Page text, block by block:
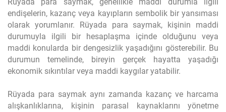
endişelerin, kazanç veya kayıpların sembolik bir yansıması
olarak yorumlanır. Rüyada para saymak, kişinin maddi
durumuyla ilgili bir hesaplaşma içinde olduğunu veya
maddi konularda bir dengesizlik yaşadığını gösterebilir. Bu
durumun temelinde, bireyin gerçek hayatta yaşadığı
ekonomik sıkıntılar veya maddi kaygılar yatabilir.
Rüyada para saymak aynı zamanda kazanç ve harcama
alışkanlıklarına, kişinin parasal kaynaklarını yönetme